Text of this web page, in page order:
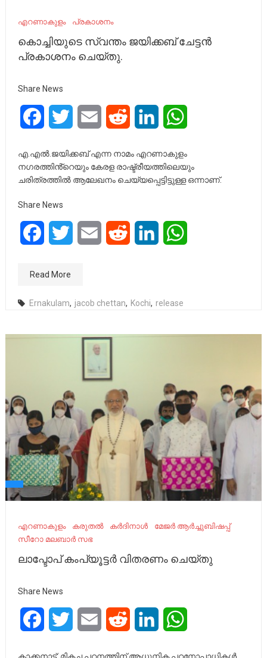
എറണാകുളം പ്രകാശനം
കൊച്ചിയുടെ സ്വന്തം ജയിക്കബ് ചേട്ടൻ
പ്രകാശനം ചെയ്തു.
Share News
FacebookTwitter Email Reddit LinkedIn
എ.എൽ.ജയിക്കബ് എന്ന നാമം എറണാകുളം
നഗരത്തിൻ്റെയും കേരള രാഷ്ട്രീയത്തിലെയും
ചരിത്രത്തിൽ ആലേഖനം ചെയ്യപ്പെട്ടിട്ടുള്ള ഒന്നാണ്.
Share News
FacebookTwitter Email Reddit LinkedIn
Read More
Ernakulam, jacob chettan, Kochi, release
എറണാകുളം കരുതൽ കർദിനാൾ
മേജർ ആർച്ചുബിഷപ്പ്
സീറോ മലബാര്‍ സഭ
ലാപ്ടോപ് കംപ്യൂട്ടര്‍ വിതരണം ചെയ്തു
Share News
FacebookTwitter Email Reddit LinkedIn